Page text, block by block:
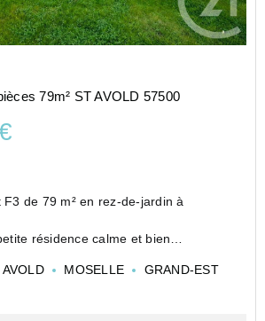
79m² ST AVOLD 57500
de 79 m² en rez-de-jardin à
résidence calme et bien
bel F3 de 79 m² en rez-de-jardin
MOSELLE GRAND-EST